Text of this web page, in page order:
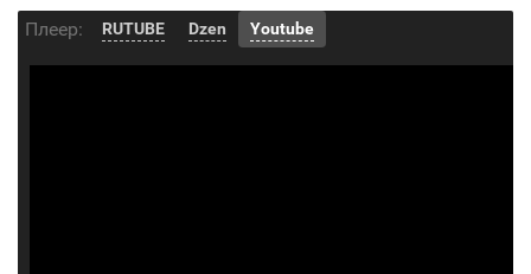
Плеер: RUTUBE Dzen Youtube